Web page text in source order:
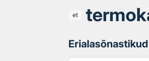
et
Erialasõnastikud